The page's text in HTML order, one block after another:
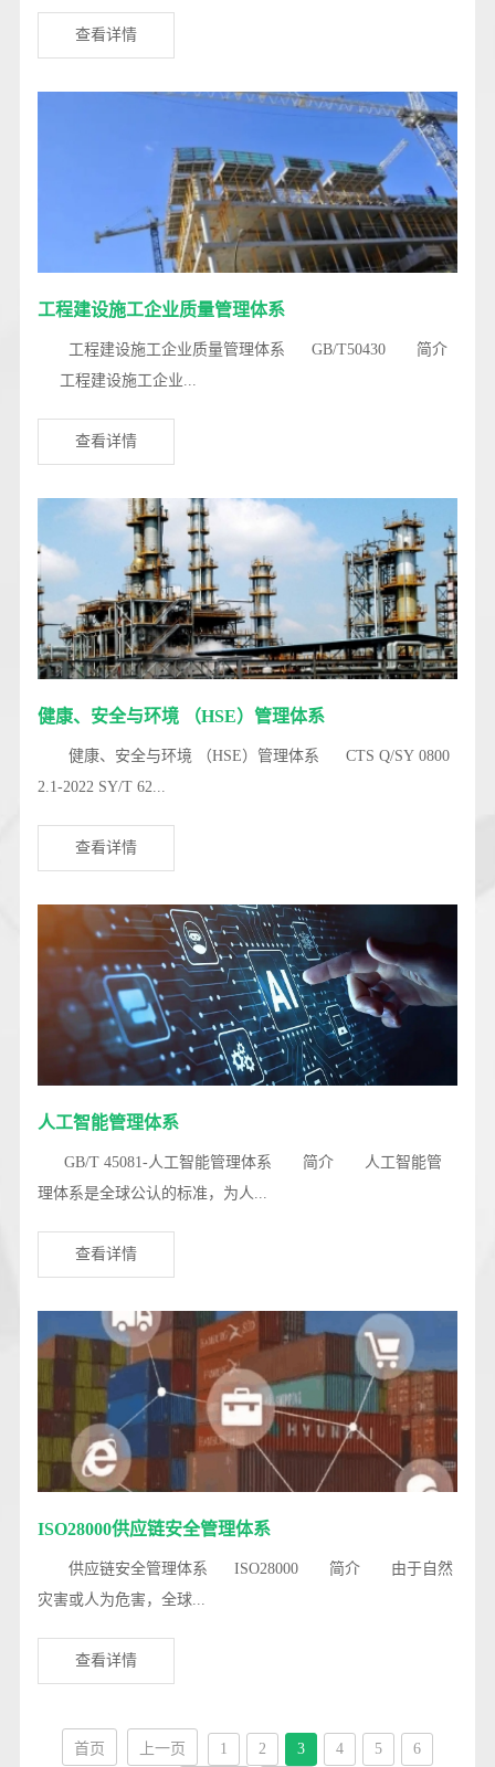
查看详情
工程建设施工企业质量管理体系
工程建设施工企业质量管理体系 GB/T50430 简介
工程建设施工企业...
查看详情
健康、安全与环境 （HSE）管理体系
健康、安全与环境 （HSE）管理体系 CTS Q/SY 0800
2.1-2022 SY/T 62...
查看详情
人工智能管理体系
GB/T 45081-人工智能管理体系 简介 人工智能管
理体系是全球公认的标准，为人...
查看详情
ISO28000供应链安全管理体系
供应链安全管理体系 ISO28000 简介 由于自然
灾害或人为危害，全球...
查看详情
首页 上一页 1 2 3 4 5 6